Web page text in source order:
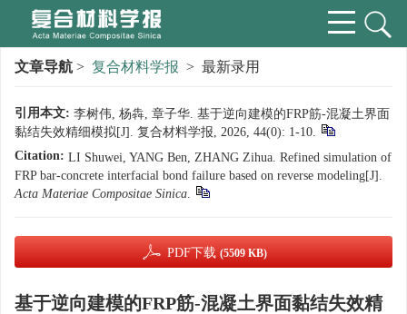
文章导航 > 复合材料学报 > 最新录用
引用本文: 李树伟, 杨犇, 章子华. 基于逆向建模的FRP筋-混凝土界面
黏结失效精细模拟[J]. 复合材料学报, 2026, 44(0): 1-10.
Citation: LI Shuwei, YANG Ben, ZHANG Zihua. Refined simulation of
FRP bar-concrete interfacial bond failure based on reverse modeling[J].
Acta Materiae Compositae Sinica.
PDF下载 (5509 KB)
基于逆向建模的FRP筋-混凝土界面黏结失效精